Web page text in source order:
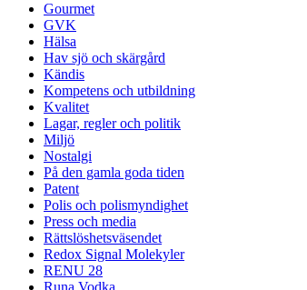
Gourmet
GVK
Hälsa
Hav sjö och skärgård
Kändis
Kompetens och utbildning
Kvalitet
Lagar, regler och politik
Miljö
Nostalgi
På den gamla goda tiden
Patent
Polis och polismyndighet
Press och media
Rättslöshetsväsendet
Redox Signal Molekyler
RENU 28
Runa Vodka